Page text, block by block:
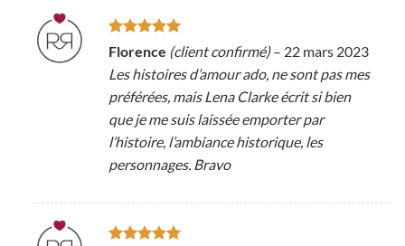
Note5sur
5
Florence (client confirmé) – 22 mars 2023
Les histoires d’amour ado, ne sont pas mes
préférées, mais Lena Clarke écrit si bien
que je me suis laissée emporter par
l’histoire, l’ambiance historique, les
personnages. Bravo